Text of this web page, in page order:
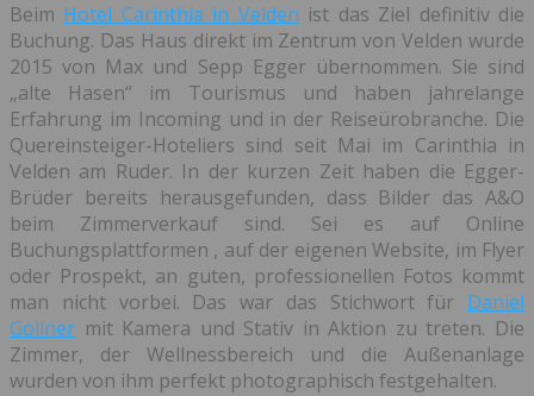
Beim Hotel Carinthia in Velden ist das Ziel definitiv die
Buchung. Das Haus direkt im Zentrum von Velden wurde
2015 von Max und Sepp Egger übernommen. Sie sind
„alte Hasen“ im Tourismus und haben jahrelange
Erfahrung im Incoming und in der Reiseürobranche. Die
Quereinsteiger-Hoteliers sind seit Mai im Carinthia in
Velden am Ruder. In der kurzen Zeit haben die Egger-
Brüder bereits herausgefunden, dass Bilder das A&O
beim Zimmerverkauf sind. Sei es auf Online
Buchungsplattformen , auf der eigenen Website, im Flyer
oder Prospekt, an guten, professionellen Fotos kommt
man nicht vorbei. Das war das Stichwort für Daniel
Gollner mit Kamera und Stativ in Aktion zu treten. Die
Zimmer, der Wellnessbereich und die Außenanlage
wurden von ihm perfekt photographisch festgehalten.